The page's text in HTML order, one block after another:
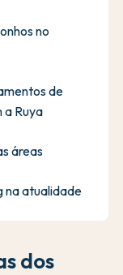
dos
no
de
a Ruya
áreas
na atualidade